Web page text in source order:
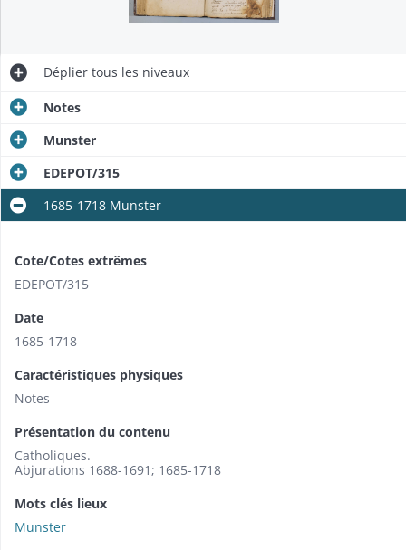
Déplier tous les niveaux
Notes
Munster
EDEPOT/315
1685-1718 Munster
Cote/Cotes extrêmes
EDEPOT/315
Date
1685-1718
Caractéristiques physiques
Notes
Présentation du contenu
Catholiques.
Abjurations 1688-1691; 1685-1718
Mots clés lieux
Munster